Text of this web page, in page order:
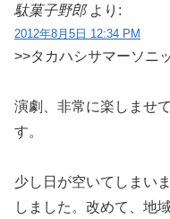
駄菓子野郎 より:
2012年8月5日 12:34 PM
>>タカハシサマーソニ
演劇、非常に楽しませ
す。
少し日が空いてしまい
しました。改めて、地